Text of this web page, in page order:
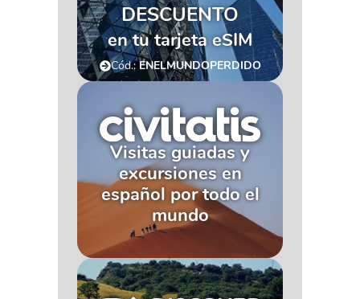
DESCUENTO
en tu tarjeta eSIM
Cód.:ENELMUNDOPERDIDO
Visitas guiadas y
excursiones en
español por todo el
mundo